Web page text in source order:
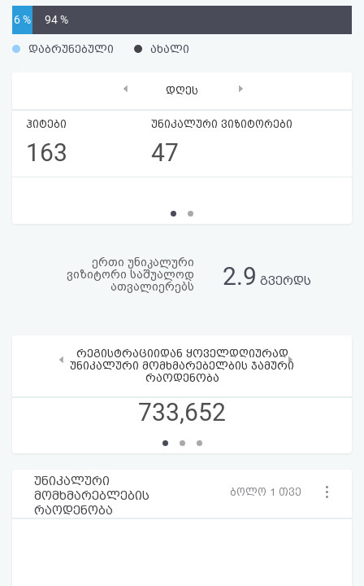
პაროლის
აღდგენა
კოდი
სალიცენზიო
უარყოფა
6 % 94 %
დაბრუნებული ახალი
დღეს
ჰიტები
163
უნიკალური ვიზიტორები
47
‹ ›
ერთი უნიკალური
ვიზიტორი საშუალოდ
ათვალიერებს
2.9 გვერდს
რეგისტრაციიდან ყოველდღიურად
უნიკალური მომხმარებელბის ჯამური
რაოდენობა
733,652
‹ ›
უნიკალური
მომხმარებლების
რაოდენობა
ბოლო 1 თვე